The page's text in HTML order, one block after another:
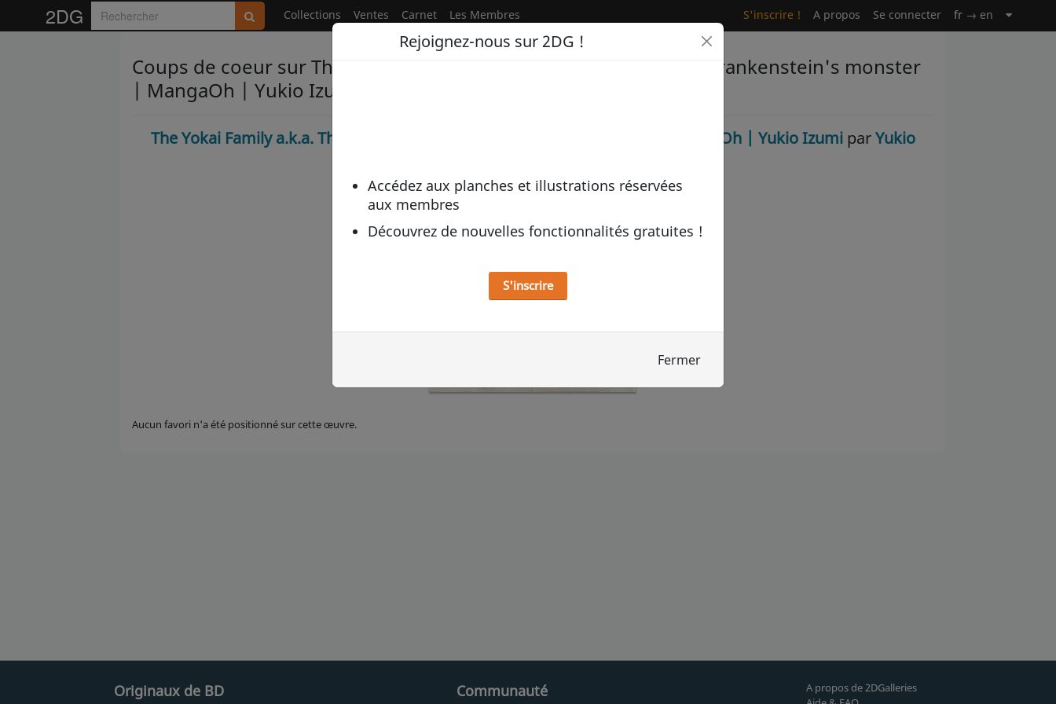
2DG Collections Ventes Carnet Les Membres S'inscrire ! A propos Se connecter fr → en
Rejoignez-nous sur 2DG !
Accédez aux planches et illustrations réservées
aux membres
Découvrez de nouvelles fonctionnalités gratuites !
S'inscrire
Fermer
Coups de coeur sur The Yokai Family a.k.a. The Monster Family ft Frankenstein's monster
| MangaOh | Yukio Izumi par Yukio Izumi
The Yokai Family a.k.a. The Monster Family ft Frankenstein's monster | MangaOh | Yukio IzumiparYukio
Aucun favori n'a été positionné sur cette œuvre.
Originaux de BD Communauté
A propos de 2DGalleries